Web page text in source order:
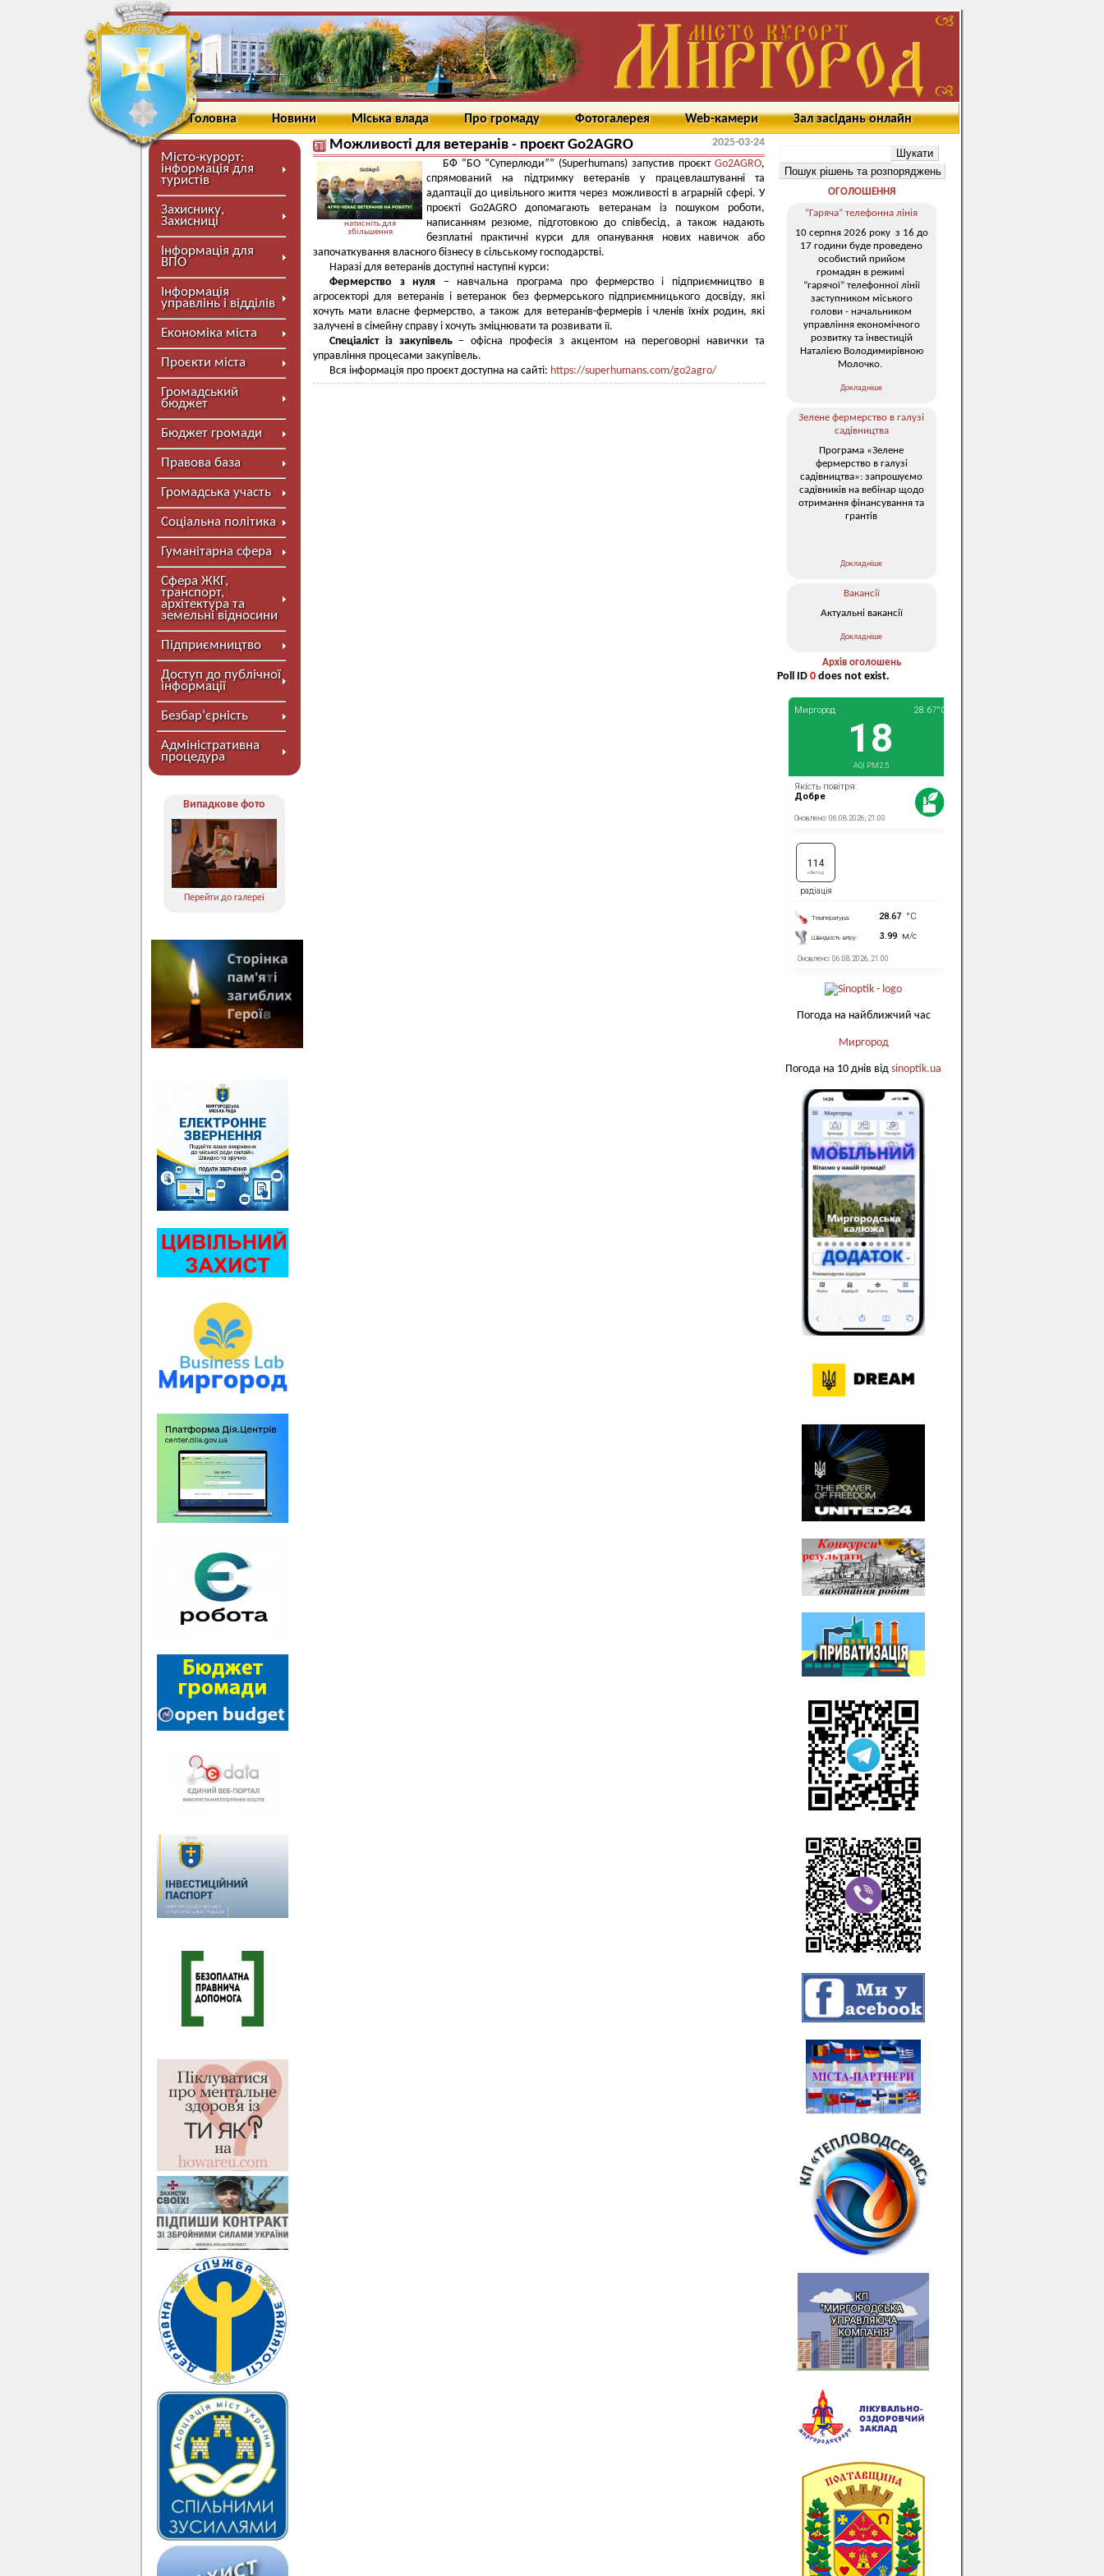
Головна Новини Міська влада Про громаду Фотогалерея Web-камери Зал засідань онлайн
Місто-курорт:
інформація для
туристів
Захиснику,
Захисниці
Інформація для
ВПО
Інформація
управлінь і відділів
Економіка міста
Проєкти міста
Громадський
бюджет
Бюджет громади
Правова база
Громадська участь
Соціальна політика
Гуманітарна сфера
Сфера ЖКГ,
транспорт,
архітектура та
земельні відносини
Підприємництво
Доступ до публічної
інформації
Безбар’єрність
Адміністративна
процедура
Випадкове фото
Перейти до галереї
Можливості для ветеранів - проєкт Go2AGRO 2025-03-24
натисніть для
збільшення
БФ “БО “Суперлюди”” (Superhumans) запустив проєкт Go2AGRO,
спрямований на підтримку ветеранів у працевлаштуванні та
адаптації до цивільного життя через можливості в аграрній сфері. У
проєкті Go2AGRO допомагають ветеранам із пошуком роботи,
написанням резюме, підготовкою до співбесід, а також надають
безплатні практичні курси для опанування нових навичок або
започаткування власного бізнесу в сільському господарстві.
Наразі для ветеранів доступні наступні курси:
Фермерство з нуля – навчальна програма про фермерство і підприємництво в
агросекторі для ветеранів і ветеранок без фермерського підприємницького досвіду, які
хочуть мати власне фермерство, а також для ветеранів-фермерів і членів їхніх родин, які
залучені в сімейну справу і хочуть зміцнювати та розвивати її.
Спеціаліст із закупівель– офісна професія з акцентом на переговорні навички та
управління процесами закупівель.
Вся інформація про проєкт доступна на сайті: https://superhumans.com/go2agro/
ОГОЛОШЕННЯ
“Гаряча” телефонна лінія
10 серпня 2026 року з 16 до
17 години буде проведено
особистий прийом
громадян в режимі
“гарячої” телефонної лінії
заступником міського
голови - начальником
управління економічного
розвитку та інвестицій
Наталією Володимирівною
Молочко.
Докладніше
Зелене фермерство в галузі
садівництва
Програма «Зелене
фермерство в галузі
садівництва»: запрошуємо
садівників на вебінар щодо
отримання фінансування та
грантів
Докладніше
Вакансії
Актуальні вакансії
Докладніше
Архів оголошень
Poll ID 0 does not exist.
Погода на найближчий час
Миргород
Погода на 10 днів від sinoptik.ua